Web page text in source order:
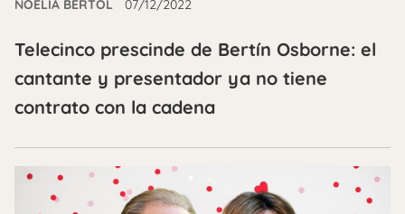
NOELIA BERTOL 07/12/2022
Telecinco prescinde de Bertín Osborne: el
cantante y presentador ya no tiene
contrato con la cadena